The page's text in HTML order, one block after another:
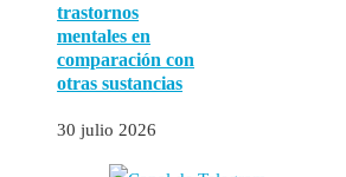
trastornos
mentales en
comparación con
otras sustancias
30 julio 2026